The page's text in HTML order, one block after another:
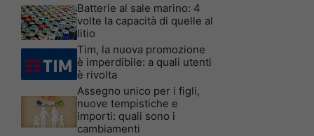
Batterie al sale marino: 4
volte la capacità di quelle al
litio
Tim, la nuova promozione
è imperdibile: a quali utenti
è rivolta
Assegno unico per i figli,
nuove tempistiche e
importi: quali sono i
cambiamenti